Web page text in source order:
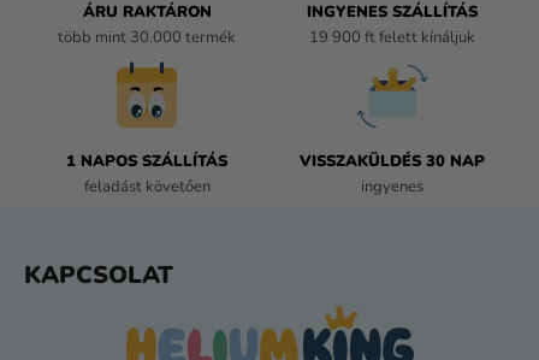
I
ÁRU RAKTÁRON
több mint 30.000 termék
INGYENES SZÁLLÍTÁS
19 900 ft felett kínáljuk
1 NAPOS SZÁLLÍTÁS
feladást követően
VISSZAKÜLDÉS 30 NAP
ingyenes
KAPCSOLAT